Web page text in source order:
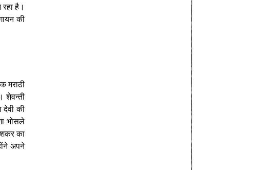
है।
की
मराठी
शेवन्ती
देवी की
भोसले
का
अपने